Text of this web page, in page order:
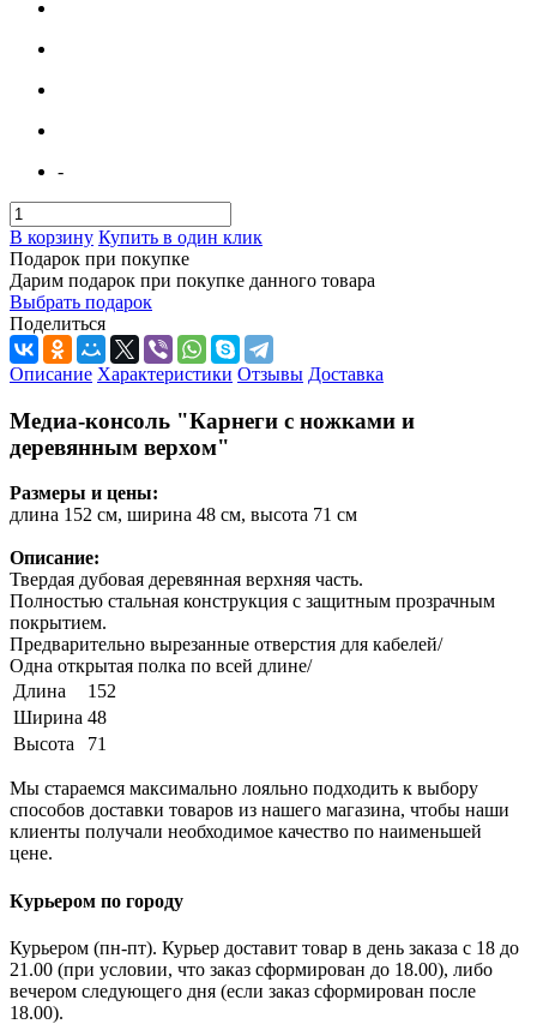
-
В корзину Купить в один клик
Подарок при покупке
Дарим подарок при покупке данного товара
Выбрать подарок
Поделиться
Описание Характеристики Отзывы Доставка
Медиа-консоль "Карнеги с ножками и
деревянным верхом"
Размеры и цены:
длина 152 см, ширина 48 см, высота 71 см
Описание:
Твердая дубовая деревянная верхняя часть.
Полностью стальная конструкция с защитным прозрачным
покрытием.
Предварительно вырезанные отверстия для кабелей/
Одна открытая полка по всей длине/
Длина
152
Ширина 48
Высота
71
Мы стараемся максимально лояльно подходить к выбору
способов доставки товаров из нашего магазина, чтобы наши
клиенты получали необходимое качество по наименьшей
цене.
Курьером по городу
Курьером (пн-пт). Курьер доставит товар в день заказа с 18 до
21.00 (при условии, что заказ сформирован до 18.00), либо
вечером следующего дня (если заказ сформирован после
18.00).